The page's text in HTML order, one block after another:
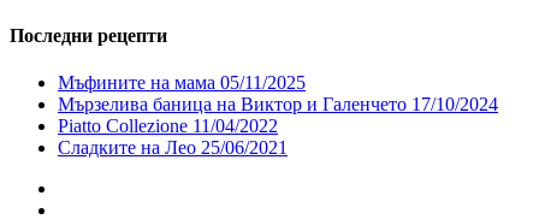
Последни рецепти
Мъфините на мама 05/11/2025
Мързелива баница на Виктор и Галенчето 17/10/2024
Piatto Collezione 11/04/2022
Сладките на Лео 25/06/2021